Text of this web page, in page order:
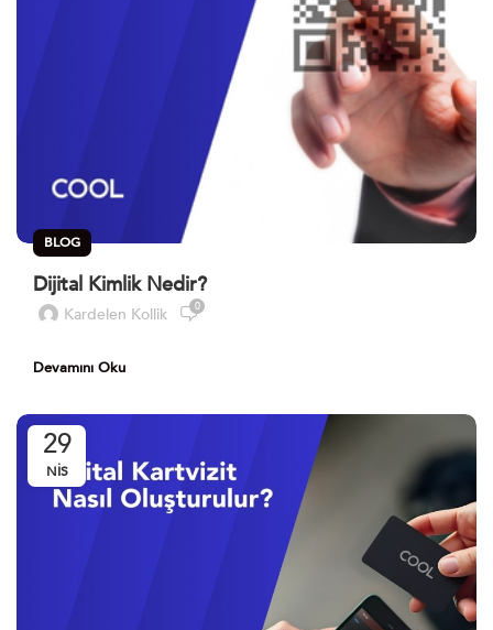
BLOG
Dijital Kimlik Nedir?
Kardelen Kollik 0
Devamını Oku
29
NIS